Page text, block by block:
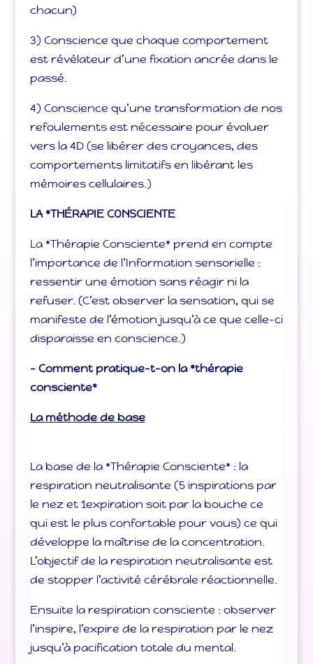
chacun)
3) Conscience que chaque comportement
est révélateur d’une fixation ancrée dans le
passé.
4) Conscience qu’une transformation de nos
refoulements est nécessaire pour évoluer
vers la 4D (se libérer des croyances, des
comportements limitatifs en libérant les
mémoires cellulaires.)
LA *THÉRAPIE CONSCIENTE
La *Thérapie Consciente* prend en compte
l’importance de l’Information sensorielle :
ressentir une émotion sans réagir ni la
refuser. (C’est observer la sensation, qui se
manifeste de l’émotion jusqu’à ce que celle-ci
disparaisse en conscience.)
– Comment pratique-t-on la *thérapie
consciente*
La méthode de base
La base de la *Thérapie Consciente* : la
respiration neutralisante (5 inspirations par
le nez et 1expiration soit par la bouche ce
qui est le plus confortable pour vous) ce qui
développe la maîtrise de la concentration.
L’objectif de la respiration neutralisante est
de stopper l’activité cérébrale réactionnelle.
Ensuite la respiration consciente : observer
l’inspire, l’expire de la respiration par le nez
jusqu’à pacification totale du mental.